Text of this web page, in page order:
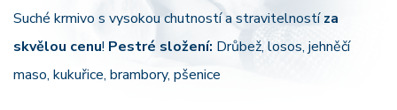
Suché krmivo s vysokou chutností a stravitelnostíza
skvělou cenu! Pestré složení: Drůbež, losos, jehněčí
maso, kukuřice, brambory, pšenice